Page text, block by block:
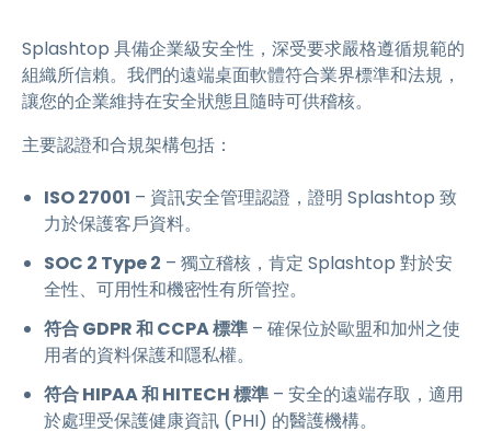
Splashtop 具備企業級安全性，深受要求嚴格遵循規範的
組織所信賴。我們的遠端桌面軟體符合業界標準和法規，
讓您的企業維持在安全狀態且隨時可供稽核。
主要認證和合規架構包括：
ISO 27001 – 資訊安全管理認證，證明 Splashtop 致
力於保護客戶資料。
SOC 2 Type 2 – 獨立稽核，肯定 Splashtop 對於安
全性、可用性和機密性有所管控。
符合 GDPR 和 CCPA 標準 – 確保位於歐盟和加州之使
用者的資料保護和隱私權。
符合 HIPAA 和 HITECH 標準 – 安全的遠端存取，適用
於處理受保護健康資訊 (PHI) 的醫護機構。